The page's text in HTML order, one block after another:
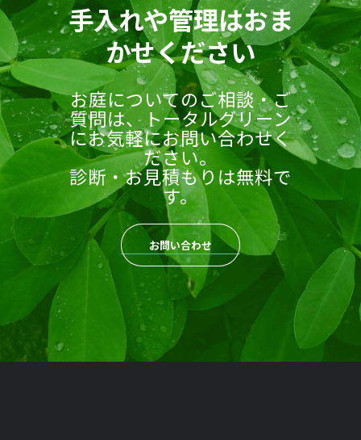
手入れや管理はおま
かせください
お庭についてのご相談・ご
質問は、トータルグリーン
にお気軽にお問い合わせく
ださい。
診断・お見積もりは無料で
す。
お問い合わせ